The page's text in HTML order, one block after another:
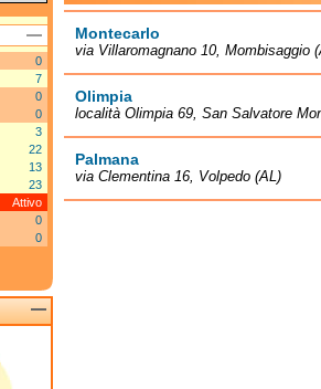
Montecarlo
via Villaromagnano 10, Mombisaggio
Olimpia
località Olimpia 69, San Salvatore
Palmana
via Clementina 16, Volpedo (AL)
0
7
0
0
3
22
13
23
Attivo
0
0